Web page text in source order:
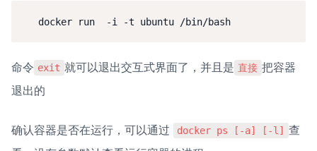
   docker run  -i -t ubuntu /bin/bash
命令 exit 就可以退出交互式界面了，并且是 直接 把容器
退出的
确认容器是否在运行，可以通过 docker ps [-a] [-l]
查